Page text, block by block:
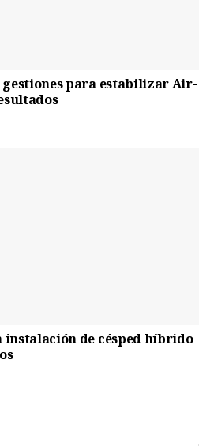
para estabilizar Air-
de césped híbrido